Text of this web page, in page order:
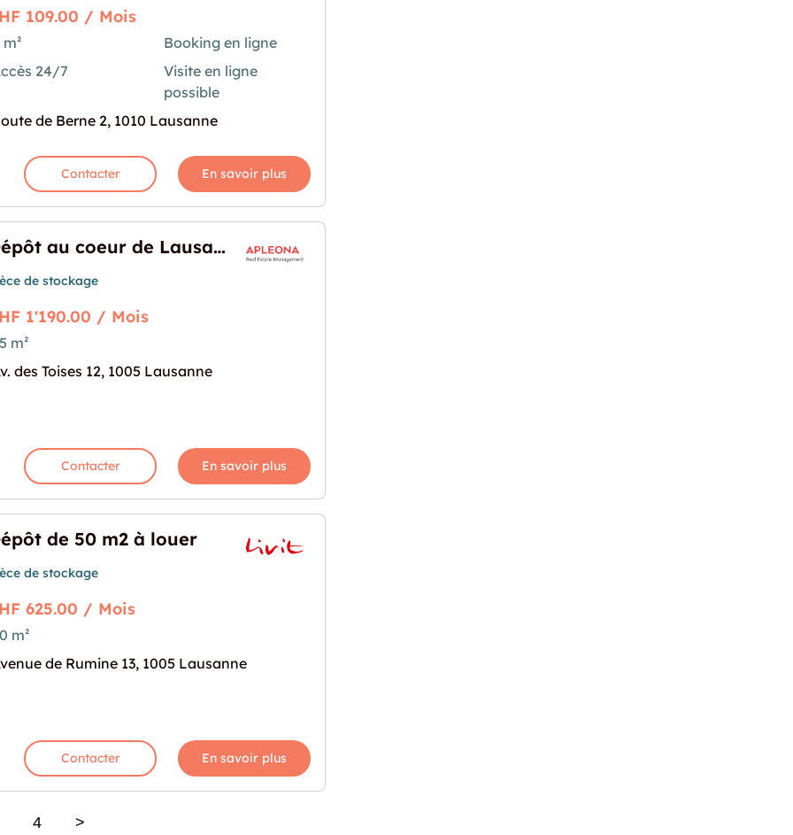
- Route de Berne 2"
pour "0.4m2 Cave Lausanne - Route de Berne 2"
109.00 / Mois
Booking en ligne
24/7
Visite en ligne
possible
de Berne 2, 1010 Lausanne
Contacter En savoir plus
Lausane"pour "Dépôt au coeur de Lausane"
Dépôt au coeur de Lausane
de stockage
1'190.00 / Mois
m²
des Toises 12, 1005 Lausanne
Contacter En savoir plus
louer" pour "Dépôt de 50 m2 à louer"
de 50 m2 à louer
de stockage
625.00 / Mois
m²
de Rumine 13, 1005 Lausanne
Contacter En savoir plus
4 >